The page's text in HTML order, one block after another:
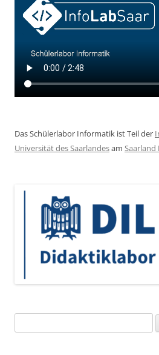
Das Schülerlabor Informatik ist Teil der
Universität des Saarlandesam
nach: